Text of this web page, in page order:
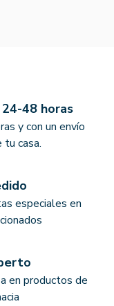
48 horas
y con un envío
casa.
especiales en
en productos de